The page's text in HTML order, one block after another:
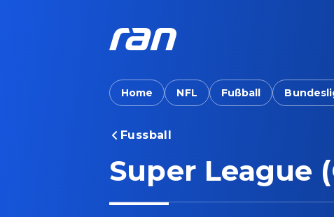
Home NFL Fußball
Fussball
Super League